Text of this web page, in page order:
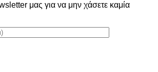
μας για να μην χάσετε καμία